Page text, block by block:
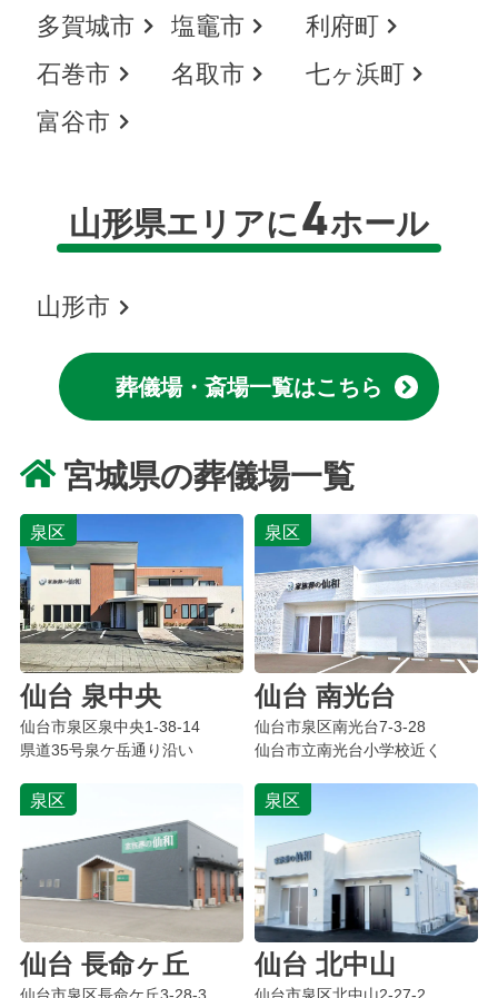
多賀城市 塩竈市
利府町
石巻市
名取市
七ヶ浜町
富谷市
山形県エリアに4ホール
山形市
葬儀場・斎場一覧はこちら
宮城県の葬儀場一覧
泉区
仙台 泉中央
仙台市泉区泉中央1-38-14
県道35号泉ケ岳通り沿い
泉区
仙台 南光台
仙台市泉区南光台7-3-28
仙台市立南光台小学校近く
泉区
仙台 長命ヶ丘
泉区
仙台 北中山